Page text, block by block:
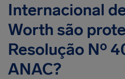
Internacional
Worth são
Resolução Nº
ANAC?